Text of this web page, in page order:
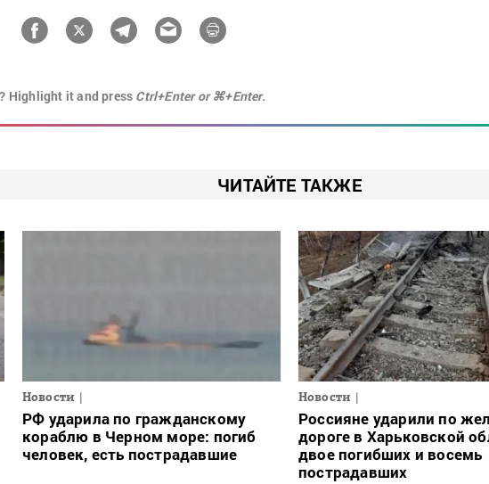
Highlight it and press Ctrl+Enter or ⌘+Enter.
ЧИТАЙТЕ ТАКЖЕ
Новости
РФ ударила по гражданскому
кораблю в Черном море: погиб
человек, есть пострадавшие
Новости
Россияне ударили по
дороге в Харьковской
двое погибших и восемь
пострадавших